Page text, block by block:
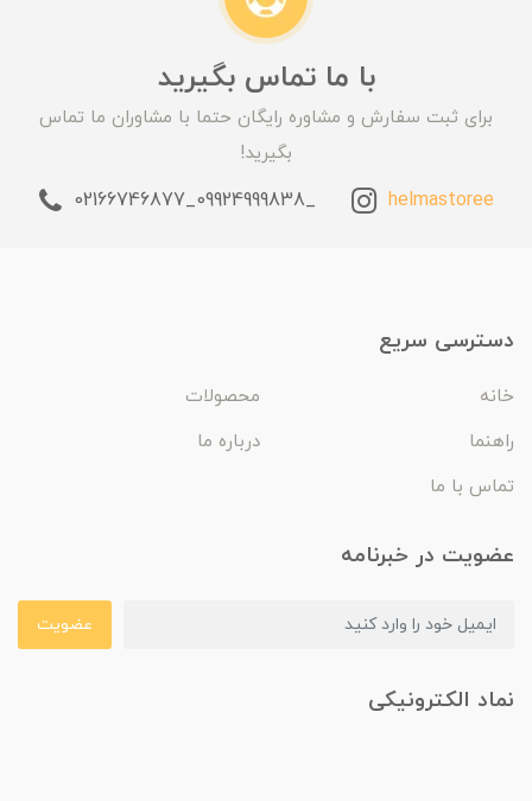
با ما تماس بگیرید
برای ثبت سفارش و مشاوره رایگان حتما با مشاوران ما تماس
بگیرید!
helmastoree
_09924999838_02166746877
دسترسی سریع
خانه
محصولات
راهنما
درباره ما
تماس با ما
عضویت در خبرنامه
عضویت
نماد الکترونیکی